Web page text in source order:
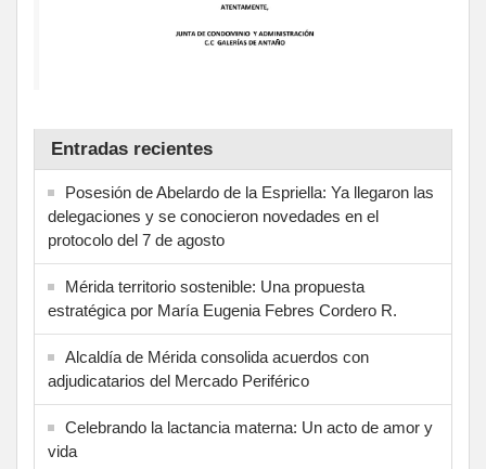
Entradas recientes
Posesión de Abelardo de la Espriella: Ya llegaron las
delegaciones y se conocieron novedades en el
protocolo del 7 de agosto
Mérida territorio sostenible: Una propuesta
estratégica por María Eugenia Febres Cordero R.
Alcaldía de Mérida consolida acuerdos con
adjudicatarios del Mercado Periférico
Celebrando la lactancia materna: Un acto de amor y
vida